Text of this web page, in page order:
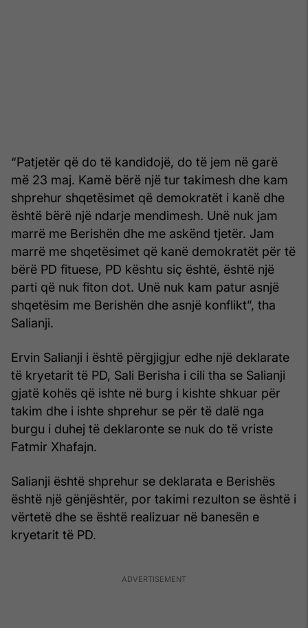
“Patjetër që do të kandidojë, do të jem në garë
më 23 maj. Kamë bërë një tur takimesh dhe kam
shprehur shqetësimet që demokratët i kanë dhe
është bërë një ndarje mendimesh. Unë nuk jam
marrë me Berishën dhe me askënd tjetër. Jam
marrë me shqetësimet që kanë demokratët për të
bërë PD fituese, PD kështu siç është, është një
parti që nuk fiton dot. Unë nuk kam patur asnjë
shqetësim me Berishën dhe asnjë konflikt”, tha
Salianji.
Ervin Salianji i është përgjigjur edhe një deklarate
të kryetarit të PD, Sali Berisha i cili tha se Salianji
gjatë kohës që ishte në burg i kishte shkuar për
takim dhe i ishte shprehur se për të dalë nga
burgu i duhej të deklaronte se nuk do të vriste
Fatmir Xhafajn.
Salianji është shprehur se deklarata e Berishës
është një gënjështër, por takimi rezulton se është i
vërtetë dhe se është realizuar në banesën e
kryetarit të PD.